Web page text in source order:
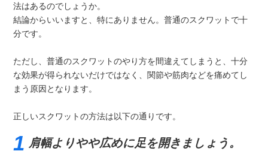
法はあるのでしょうか。
結論からいいますと、特にありません。普通のスクワットで十
分です。
ただし、普通のスクワットのやり方を間違えてしまうと、十分
な効果が得られないだけではなく、関節や筋肉などを痛めてし
まう原因となります。
正しいスクワットの方法は以下の通りです。
肩幅よりやや広めに足を開きましょう。